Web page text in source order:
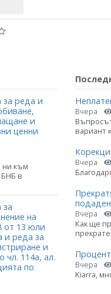
реда и
и
ценни
ни към
БНБ в
за
на
13 юли
и реда за
и
чл. 114а, ал.
по
Вчера
вариант
Вчера
Вчера
Как ще
Вчера
Kiarra,